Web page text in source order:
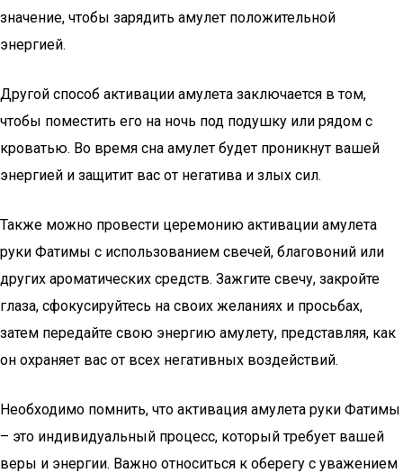
значение, чтобы зарядить амулет положительной
энергией.
Другой способ активации амулета заключается в том,
чтобы поместить его на ночь под подушку или рядом с
кроватью. Во время сна амулет будет проникнут вашей
энергией и защитит вас от негатива и злых сил.
Также можно провести церемонию активации амулета
руки Фатимы с использованием свечей, благовоний или
других ароматических средств. Зажгите свечу, закройте
глаза, сфокусируйтесь на своих желаниях и просьбах,
затем передайте свою энергию амулету, представляя, как
он охраняет вас от всех негативных воздействий.
Необходимо помнить, что активация амулета руки Фатимы
– это индивидуальный процесс, который требует вашей
веры и энергии. Важно относиться к оберегу с уважением